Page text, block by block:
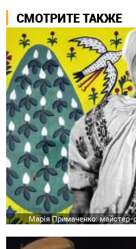
СМОТРИТЕ ТАКЖЕ
Марія Примаченко: майстер-